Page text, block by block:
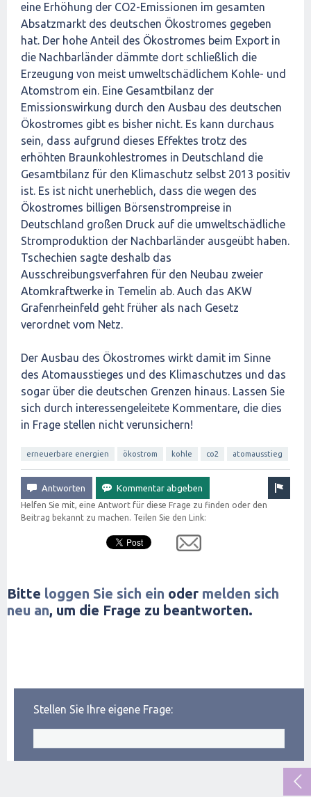
eine Erhöhung der CO2-Emissionen im gesamten
Absatzmarkt des deutschen Ökostromes gegeben
hat. Der hohe Anteil des Ökostromes beim Export in
die Nachbarländer dämmte dort schließlich die
Erzeugung von meist umweltschädlichem Kohle- und
Atomstrom ein. Eine Gesamtbilanz der
Emissionswirkung durch den Ausbau des deutschen
Ökostromes gibt es bisher nicht. Es kann durchaus
sein, dass aufgrund dieses Effektes trotz des
erhöhten Braunkohlestromes in Deutschland die
Gesamtbilanz für den Klimaschutz selbst 2013 positiv
ist. Es ist nicht unerheblich, dass die wegen des
Ökostromes billigen Börsenstrompreise in
Deutschland großen Druck auf die umweltschädliche
Stromproduktion der Nachbarländer ausgeübt haben.
Tschechien sagte deshalb das
Ausschreibungsverfahren für den Neubau zweier
Atomkraftwerke in Temelin ab. Auch das AKW
Grafenrheinfeld geht früher als nach Gesetz
verordnet vom Netz.
Der Ausbau des Ökostromes wirkt damit im Sinne
des Atomausstieges und des Klimaschutzes und das
sogar über die deutschen Grenzen hinaus. Lassen Sie
sich durch interessengeleitete Kommentare, die dies
in Frage stellen nicht verunsichern!
erneuerbare energien ökostrom kohle co2 atomausstieg
Helfen Sie mit, eine Antwort für diese Frage zu finden oder den
Beitrag bekannt zu machen. Teilen Sie den Link:
Bitte loggen Sie sich ein oder melden sich
neu an, um die Frage zu beantworten.
Stellen Sie Ihre eigene Frage: